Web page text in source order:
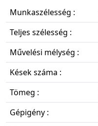
Munkaszélesség :
Teljes szélesség :
Művelési mélység :
Kések száma :
Tömeg :
Gépigény :